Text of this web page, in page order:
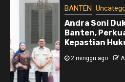
BANTEN
Andra Soni
Banten,
Kepastian
2 minggu ago